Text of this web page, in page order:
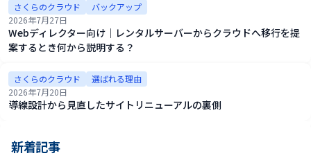
さくらのクラウド
バックアップ
2026年7月27日
Webディレクター向け｜レンタルサーバーからクラウドへ移行を提
案するとき何から説明する？
さくらのクラウド
選ばれる理由
2026年7月20日
導線設計から見直したサイトリニューアルの裏側
新着記事